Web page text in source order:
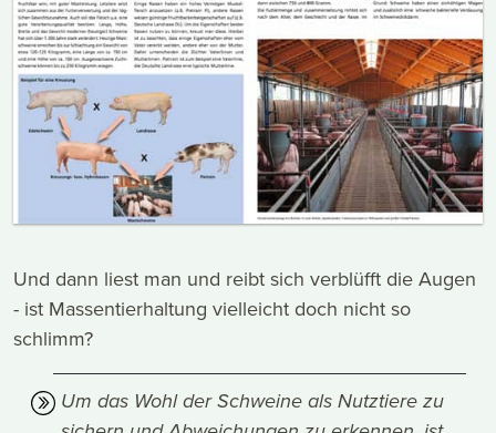
Und dann liest man und reibt sich verblüfft die Augen
- ist Massentierhaltung vielleicht doch nicht so
schlimm?
Um das Wohl der Schweine als Nutztiere zu